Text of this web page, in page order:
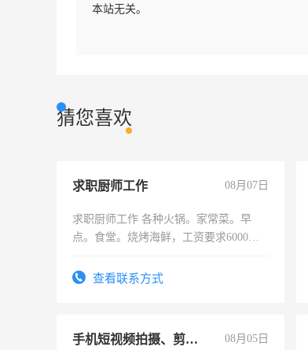
本站无关。
猜您喜欢
求职厨师工作 08月07日
求职厨师工作 各种火锅。家常菜。早
点。食堂。烧烤海鲜，工资要求6000以
查看联系方式
手机短视频拍摄、剪辑、抖音快手 08月05日